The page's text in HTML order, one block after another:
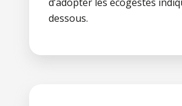
dessous.